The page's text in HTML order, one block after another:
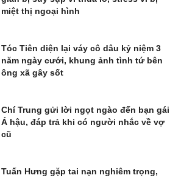
miệt thị ngoại hình
Tóc Tiên diện lại váy cô dâu kỷ niệm 3
năm ngày cưới, khung ảnh tình tứ bên
ông xã gây sốt
Chí Trung gửi lời ngọt ngào đến bạn gái
Á hậu, đáp trả khi có người nhắc về vợ
cũ
Tuấn Hưng gặp tai nạn nghiêm trọng,